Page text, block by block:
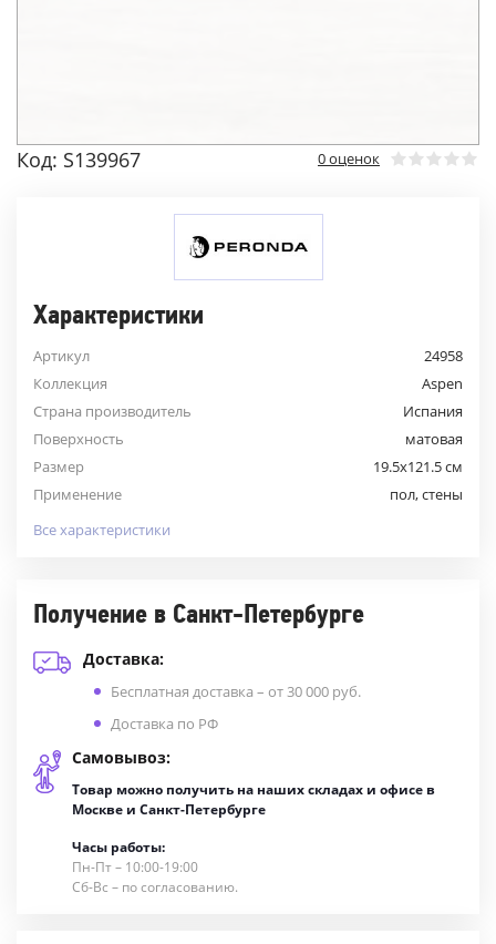
Код: S139967 0 оценок
Характеристики
Артикул
24958
Коллекция
Aspen
Страна производитель
Испания
Поверхность
матовая
Размер
19.5x121.5 см
Применение
пол, стены
Все характеристики
Получение в Санкт-Петербурге
Доставка:
Бесплатная доставка – от 30 000 руб.
Доставка по РФ
Самовывоз:
Товар можно получить на наших складах и офисе в
Москве и Санкт-Петербурге
Часы работы:
Пн-Пт – 10:00-19:00
Сб-Вс – по согласованию.